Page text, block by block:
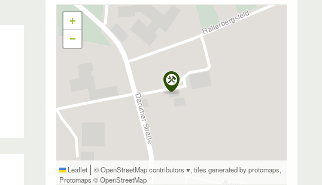
+
−
Leaflet | © OpenStreetMap contributors ♥,tiles generated by protomaps,
Protomaps ©OpenStreetMap